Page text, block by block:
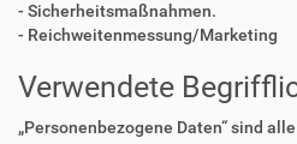
- Sicherheitsmaßnahmen.
- Reichweitenmessung/Marketing
Verwendete
„Personenbezogene Daten“ sind